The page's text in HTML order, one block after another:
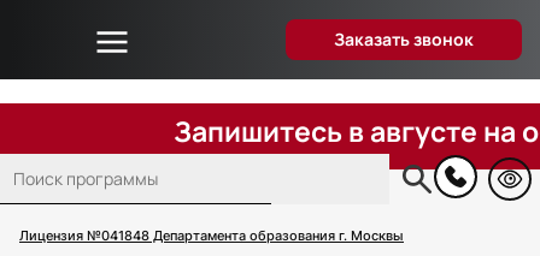
Лицензия №041848 Департамента образования г. Москвы
Заказать звонок
Основная
навигация
Об университете
Дистанционное образование
Преподаватели
Вопрос-ответ
Запишитесь в августе на